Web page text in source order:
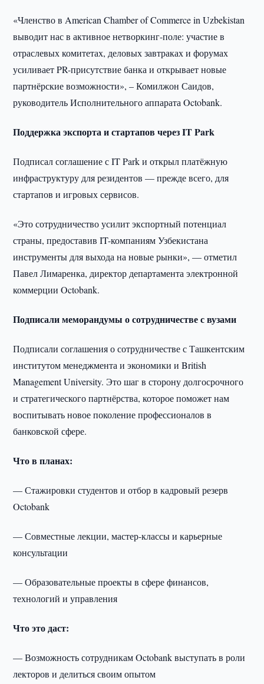
«Членство в American Chamber of Commerce in Uzbekistan
выводит нас в активное нетворкинг-поле: участие в
отраслевых комитетах, деловых завтраках и форумах
усиливает PR-присутствие банка и открывает новые
партнёрские возможности», – Комилжон Саидов,
руководитель Исполнительного аппарата Octobank.
Поддержка экспорта и стартапов через IT Park
Подписал соглашение с IT Park и открыл платёжную
инфраструктуру для резидентов — прежде всего, для
стартапов и игровых сервисов.
«Это сотрудничество усилит экспортный потенциал
страны, предоставив IT-компаниям Узбекистана
инструменты для выхода на новые рынки», — отметил
Павел Лимаренка, директор департамента электронной
коммерции Octobank.
Подписали меморандумы о сотрудничестве с вузами
Подписали соглашения о сотрудничестве с Ташкентским
институтом менеджмента и экономики и British
Management University. Это шаг в сторону долгосрочного
и стратегического партнёрства, которое поможет нам
воспитывать новое поколение профессионалов в
банковской сфере.
Что в планах:
— Стажировки студентов и отбор в кадровый резерв
Octobank
— Совместные лекции, мастер-классы и карьерные
консультации
— Образовательные проекты в сфере финансов,
технологий и управления
Что это даст:
— Возможность сотрудникам Octobank выступать в роли
лекторов и делиться своим опытом